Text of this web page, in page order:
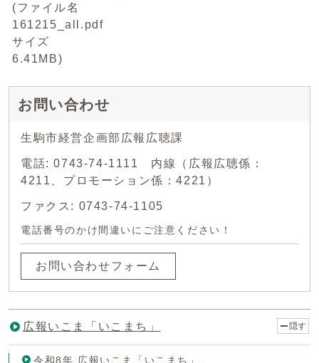
(ファイル名
161215_all.pdf
サイズ
6.41MB)
お問い合わせ
生駒市経営企画部広報広聴課
電話: 0743-74-1111 内線（広報広聴係：
4211、プロモーション係：4221）
ファクス: 0743-74-1105
電話番号のかけ間違いにご注意ください！
お問い合わせフォーム
広報いこま「いこまち」 隠す
令和8年 広報いこま「いこまち」